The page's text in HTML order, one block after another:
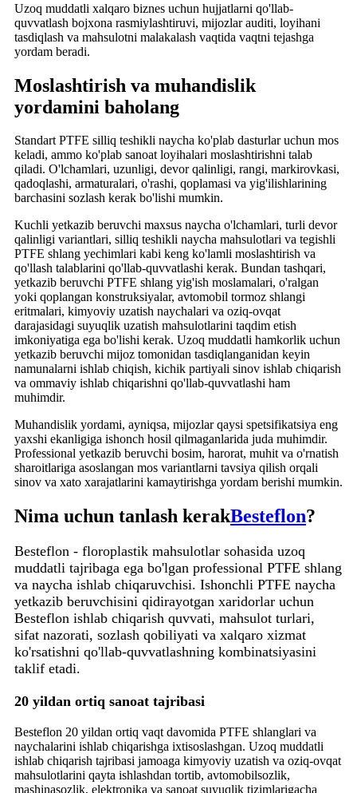
Uzoq muddatli xalqaro biznes uchun hujjatlarni qo'llab-
quvvatlash bojxona rasmiylashtiruvi, mijozlar auditi, loyihani
tasdiqlash va mahsulotni malakalash vaqtida vaqtni tejashga
yordam beradi.
Moslashtirish va muhandislik
yordamini baholang
Standart PTFE silliq teshikli naycha ko'plab dasturlar uchun mos
keladi, ammo ko'plab sanoat loyihalari moslashtirishni talab
qiladi. O'lchamlari, uzunligi, devor qalinligi, rangi, markirovkasi,
qadoqlashi, armaturalari, o'rashi, qoplamasi va yig'ilishlarining
barchasini sozlash kerak bo'lishi mumkin.
Kuchli yetkazib beruvchi maxsus naycha o'lchamlari, turli devor
qalinligi variantlari, silliq teshikli naycha mahsulotlari va tegishli
PTFE shlang yechimlari kabi keng ko'lamli moslashtirish va
qo'llash talablarini qo'llab-quvvatlashi kerak. Bundan tashqari,
yetkazib beruvchi PTFE shlang yig'ish moslamalari, o'ralgan
yoki qoplangan konstruksiyalar, avtomobil tormoz shlangi
eritmalari, kimyoviy uzatish naychalari va oziq-ovqat
darajasidagi suyuqlik uzatish mahsulotlarini taqdim etish
imkoniyatiga ega bo'lishi kerak. Uzoq muddatli hamkorlik uchun
yetkazib beruvchi mijoz tomonidan tasdiqlanganidan keyin
namunalarni ishlab chiqish, kichik partiyali sinov ishlab chiqarish
va ommaviy ishlab chiqarishni qo'llab-quvvatlashi ham
muhimdir.
Muhandislik yordami, ayniqsa, mijozlar qaysi spetsifikatsiya eng
yaxshi ekanligiga ishonch hosil qilmaganlarida juda muhimdir.
Professional yetkazib beruvchi bosim, harorat, muhit va o'rnatish
sharoitlariga asoslangan mos variantlarni tavsiya qilish orqali
sinov va xato xarajatlarini kamaytirishga yordam berishi mumkin.
Nima uchun tanlash kerakBesteflon?
Besteflon - floroplastik mahsulotlar sohasida uzoq
muddatli tajribaga ega bo'lgan professional PTFE shlang
va naycha ishlab chiqaruvchisi. Ishonchli PTFE naycha
yetkazib beruvchisini qidirayotgan xaridorlar uchun
Besteflon ishlab chiqarish quvvati, mahsulot turlari,
sifat nazorati, sozlash qobiliyati va xalqaro xizmat
ko'rsatishni qo'llab-quvvatlashning kombinatsiyasini
taklif etadi.
20 yildan ortiq sanoat tajribasi
Besteflon 20 yildan ortiq vaqt davomida PTFE shlanglari va
naychalarini ishlab chiqarishga ixtisoslashgan. Uzoq muddatli
ishlab chiqarish tajribasi jamoaga kimyoviy uzatish va oziq-ovqat
mahsulotlarini qayta ishlashdan tortib, avtomobilsozlik,
mashinasozlik, elektronika va sanoat suyuqlik tizimlarigacha